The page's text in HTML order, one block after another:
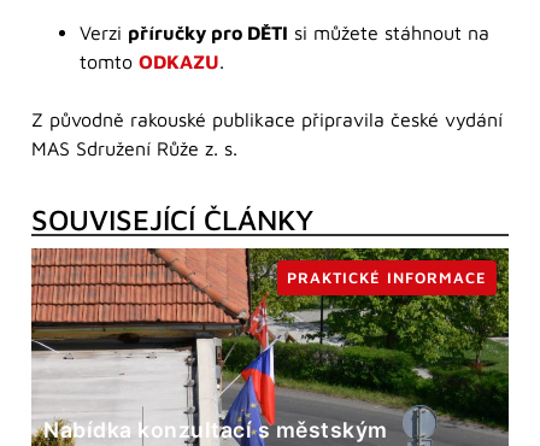
Verzi příručky pro DĚTI si můžete stáhnout na
tomto ODKAZU.
Z původně rakouské publikace připravila české vydání
MAS Sdružení Růže z. s.
SOUVISEJÍCÍ ČLÁNKY
Nabídka konzultací s městským
PRAKTICKÉ INFORMACE